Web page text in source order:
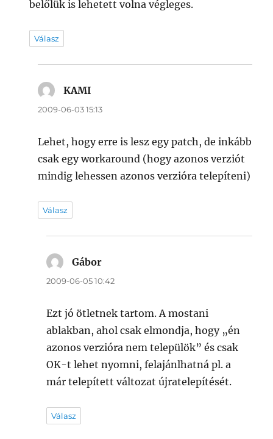
belőlük is lehetett volna végleges.
Válasz
KAMI
2009-06-03 15:13
Lehet, hogy erre is lesz egy patch, de inkább
csak egy workaround (hogy azonos verziót
mindig lehessen azonos verzióra telepíteni)
Válasz
Gábor
2009-06-05 10:42
Ezt jó ötletnek tartom. A mostani
ablakban, ahol csak elmondja, hogy „én
azonos verzióra nem települök” és csak
OK-t lehet nyomni, felajánlhatná pl. a
már telepített változat újratelepítését.
Válasz